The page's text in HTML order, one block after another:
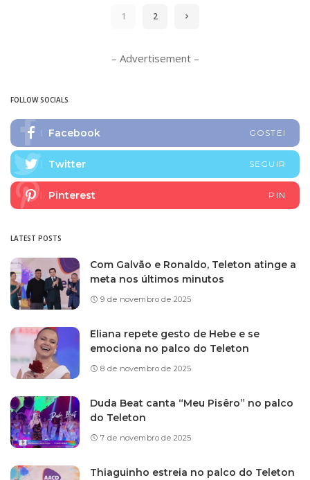
1 2
– Advertisement –
FOLLOW SOCIALS
Facebook GOSTEI
Twitter SEGUIR
Pinterest PIN
LATEST POSTS
Com Galvão e Ronaldo, Teleton atinge a
meta nos últimos minutos
9 de novembro de 2025
Eliana repete gesto de Hebe e se
emociona no palco do Teleton
8 de novembro de 2025
Duda Beat canta “Meu Pisêro” no palco
do Teleton
7 de novembro de 2025
Thiaguinho estreia no palco do Teleton